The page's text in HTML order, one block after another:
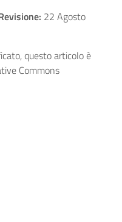
22 Agosto
questo articolo è
Commons